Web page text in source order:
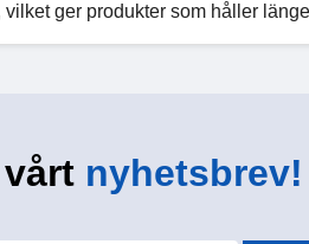
ger produkter som håller
nyhetsbrev!